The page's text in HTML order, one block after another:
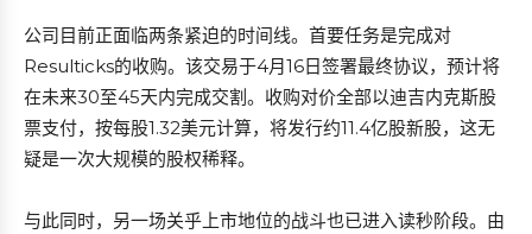
公司目前正面临两条紧迫的时间线。首要任务是完成对
Resulticks的收购。该交易于4月16日签署最终协议，预计将
在未来30至45天内完成交割。收购对价全部以迪吉内克斯股
票支付，按每股1.32美元计算，将发行约11.4亿股新股，这无
疑是一次大规模的股权稀释。
与此同时，另一场关乎上市地位的战斗也已进入读秒阶段。由